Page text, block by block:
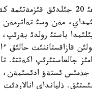
ال وسئ تةاترداعئ 20 جئلدئق
مةن وسئ
باستئ رولدئ بةرئپ،
قازاقستاننئث حالئق
جالعاستئرئپ اكةتتئ.
ئستةؤ ادئسئمةن،